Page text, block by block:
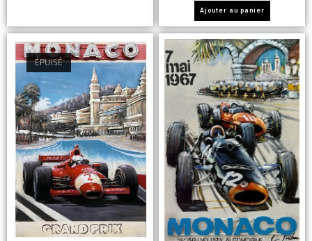
Ajouter au panier
ÉPUISÉ